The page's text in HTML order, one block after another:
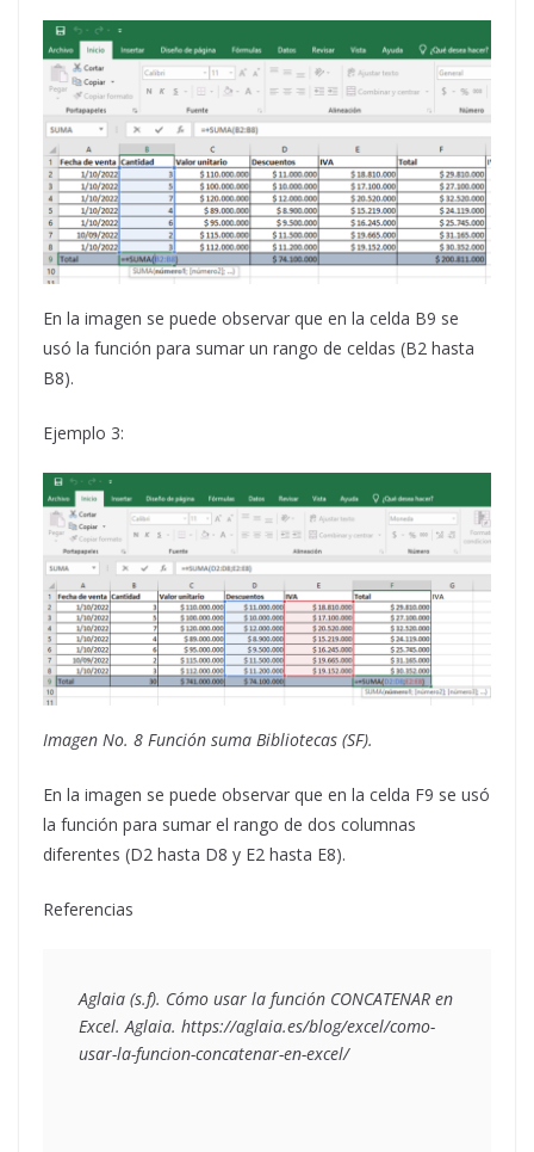
En la imagen se puede observar que en la celda B9 se
usó la función para sumar un rango de celdas (B2 hasta
B8).
Ejemplo 3:
Imagen No. 8 Función suma Bibliotecas (SF).
En la imagen se puede observar que en la celda F9 se usó
la función para sumar el rango de dos columnas
diferentes (D2 hasta D8 y E2 hasta E8).
Referencias
Aglaia (s.f). Cómo usar la función CONCATENAR en
Excel. Aglaia. https://aglaia.es/blog/excel/como-
usar-la-funcion-concatenar-en-excel/